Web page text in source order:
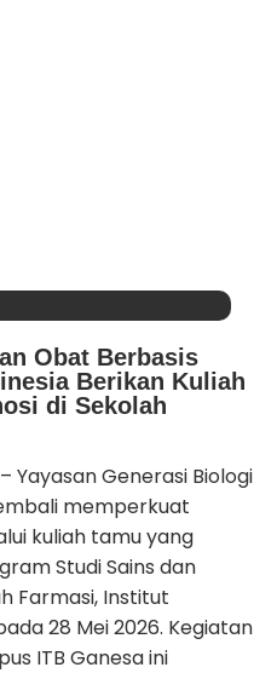
Obat Berbasis
Berikan Kuliah
di Sekolah
Yayasan Generasi Biologi
memperkuat
kuliah tamu yang
Studi Sains dan
Farmasi, Institut
28 Mei 2026. Kegiatan
ITB Ganesa ini